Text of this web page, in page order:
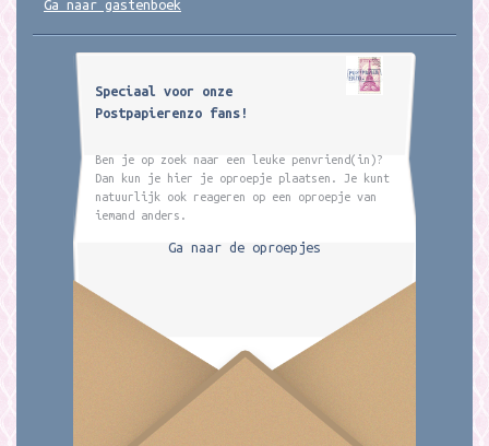
Ga naar gastenboek
Speciaal voor onze
Postpapierenzo fans!
Ben je op zoek naar een leuke penvriend(in)?
Dan kun je hier je oproepje plaatsen. Je kunt
natuurlijk ook reageren op een oproepje van
iemand anders.
Ga naar de oproepjes